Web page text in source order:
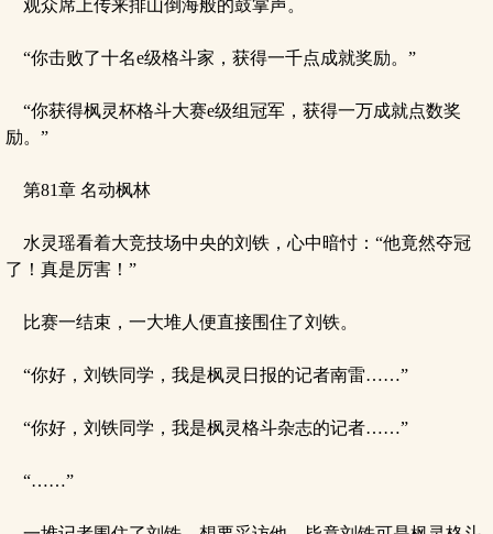
观众席上传来排山倒海般的鼓掌声。
“你击败了十名e级格斗家，获得一千点成就奖励。”
“你获得枫灵杯格斗大赛e级组冠军，获得一万成就点数奖
励。”
第81章 名动枫林
水灵瑶看着大竞技场中央的刘铁，心中暗忖：“他竟然夺冠
了！真是厉害！”
比赛一结束，一大堆人便直接围住了刘铁。
“你好，刘铁同学，我是枫灵日报的记者南雷……”
“你好，刘铁同学，我是枫灵格斗杂志的记者……”
“……”